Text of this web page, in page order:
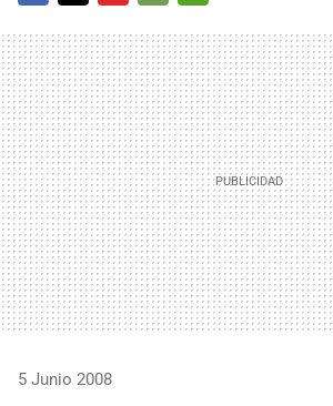
MAIL
5 Junio 2008